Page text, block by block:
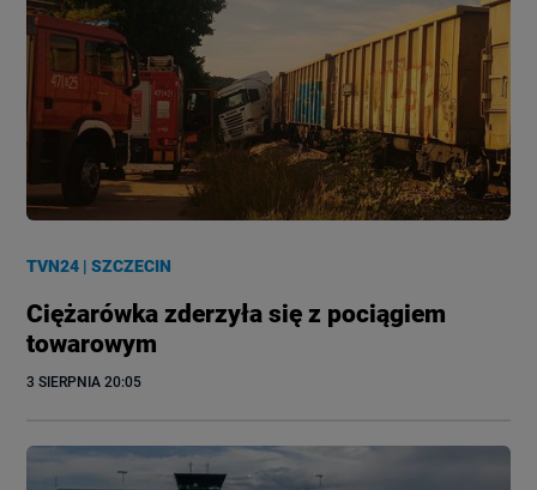
TVN24 |SZCZECIN
Ciężarówka zderzyła się z pociągiem
towarowym
3 SIERPNIA 20:05